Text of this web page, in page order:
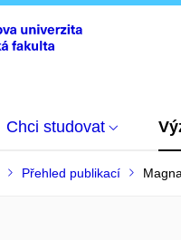
Chci studovat
Přehled publikací